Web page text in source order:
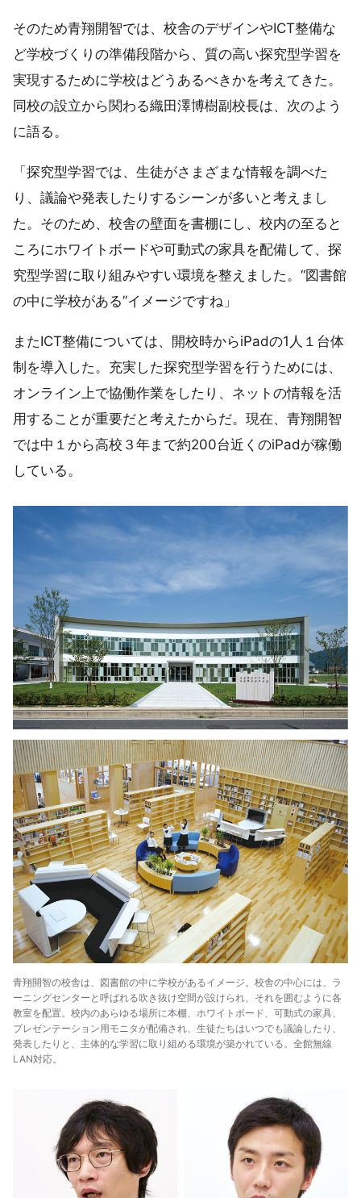
そのため青翔開智では、校舎のデザインやICT整備な
ど学校づくりの準備段階から、質の高い探究型学習を
実現するために学校はどうあるべきかを考えてきた。
同校の設立から関わる織田澤博樹副校長は、次のよう
に語る。
「探究型学習では、生徒がさまざまな情報を調べた
り、議論や発表したりするシーンが多いと考えまし
た。そのため、校舎の壁面を書棚にし、校内の至ると
ころにホワイトボードや可動式の家具を配備して、探
究型学習に取り組みやすい環境を整えました。“図書館
の中に学校がある”イメージですね」
またICT整備については、開校時からiPadの1人１台体
制を導入した。充実した探究型学習を行うためには、
オンライン上で協働作業をしたり、ネットの情報を活
用することが重要だと考えたからだ。現在、青翔開智
では中１から高校３年まで約200台近くのiPadが稼働
している。
青翔開智の校舎は、図書館の中に学校があるイメージ。校舎の中心には、ラ
ーニングセンターと呼ばれる吹き抜け空間が設けられ、それを囲むように各
教室を配置。校内のあらゆる場所に本棚、ホワイトボード、可動式の家具、
プレゼンテーション用モニタが配備され、生徒たちはいつでも議論したり、
発表したりと、主体的な学習に取り組める環境が築かれている。全館無線
LAN対応。